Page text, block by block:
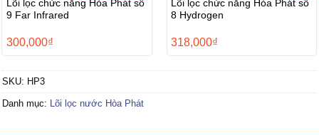
Lõi lọc chức năng Hòa Phát số
9 Far Infrared
300,000₫
Lõi lọc chức năng Hòa Phát số
8 Hydrogen
318,000₫
SKU: HP3
Danh mục: Lõi lọc nước Hòa Phát